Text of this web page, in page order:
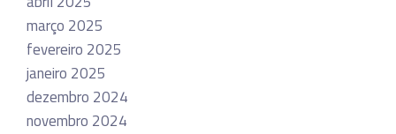
março 2025
fevereiro 2025
janeiro 2025
dezembro 2024
novembro 2024